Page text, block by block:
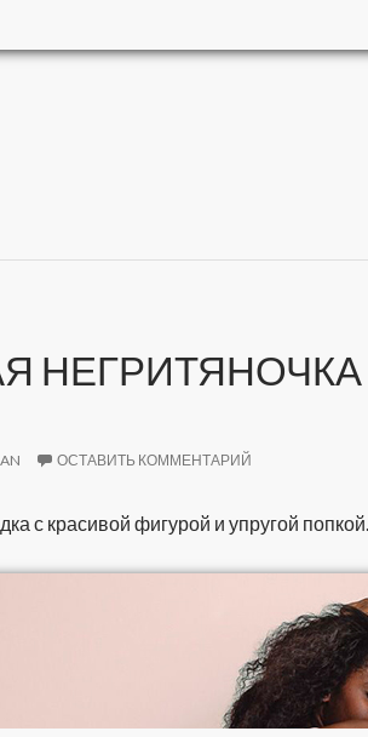
— Война бесконечности
НЕГРИТЯНОЧКА
ОСТАВИТЬ КОММЕНТАРИЙ
с красивой фигурой и упругой попкой.